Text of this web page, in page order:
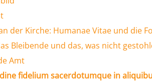
der Kirche: Humanae Vitae und die
Bleibende und das, was nicht
Amt
fidelium sacerdotumque in